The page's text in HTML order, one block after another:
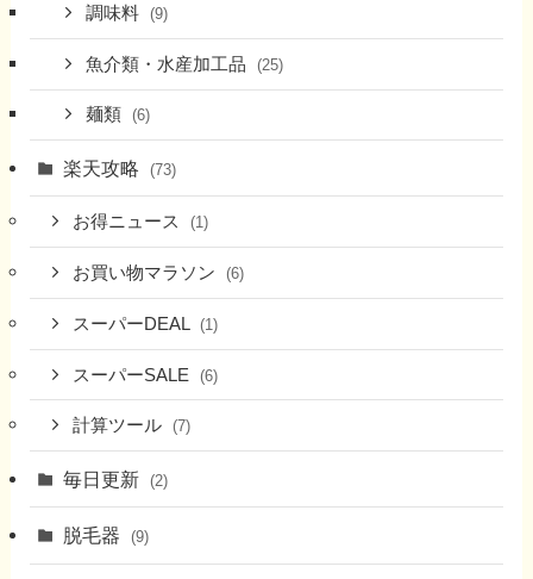
調味料 (9)
魚介類・水産加工品 (25)
麺類 (6)
楽天攻略 (73)
お得ニュース (1)
お買い物マラソン (6)
スーパーDEAL (1)
スーパーSALE (6)
計算ツール (7)
毎日更新 (2)
脱毛器 (9)